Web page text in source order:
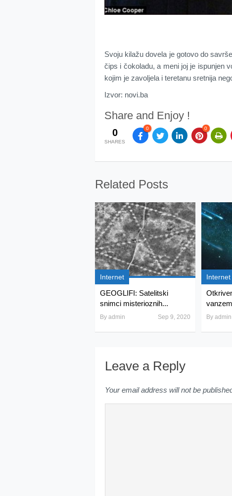
Svoju kilažu dovela je gotovo do
čips i čokoladu, a meni joj je ispunjen
kojim je zavoljela i teretanu sretnija
Izvor: novi.ba
Share and Enjoy !
0
SHARES
0 0
Related Posts
Internet
GEOGLIFI: Satelitski
snimci misterioznih...
By admin Sep 9, 2020
Internet
By admin
Leave a Reply
Your email address will not be